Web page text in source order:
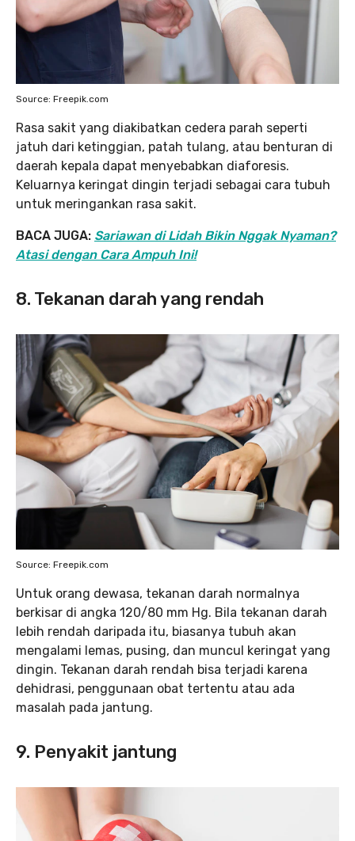
Source: Freepik.com
Rasa sakit yang diakibatkan cedera parah seperti
jatuh dari ketinggian, patah tulang, atau benturan di
daerah kepala dapat menyebabkan diaforesis.
Keluarnya keringat dingin terjadi sebagai cara tubuh
untuk meringankan rasa sakit.
BACA JUGA: Sariawan di Lidah Bikin Nggak Nyaman?
Atasi dengan Cara Ampuh Ini!
8. Tekanan darah yang rendah
Source: Freepik.com
Untuk orang dewasa, tekanan darah normalnya
berkisar di angka 120/80 mm Hg. Bila tekanan darah
lebih rendah daripada itu, biasanya tubuh akan
mengalami lemas, pusing, dan muncul keringat yang
dingin. Tekanan darah rendah bisa terjadi karena
dehidrasi, penggunaan obat tertentu atau ada
masalah pada jantung.
9. Penyakit jantung